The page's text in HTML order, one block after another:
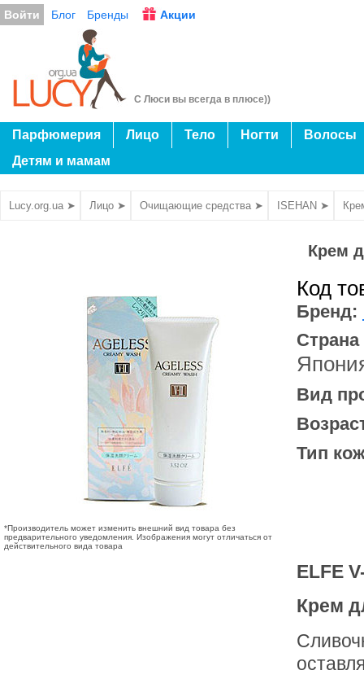
Войти Блог Бренды Акции
С Люси вы всегда в плюсе))
Парфюмерия Лицо Тело Ногти
Волосы
Детям и мамам
Lucy.org.ua ➤ Лицо ➤ Очищающие средства ➤ ISEHAN ➤
Крем
*Производитель может изменить внешний вид товара без
предварительного уведомления. Изображения могут отличаться от
действительного вида товара
Код
Бренд:
Вид
Тип
ELFE
Крем